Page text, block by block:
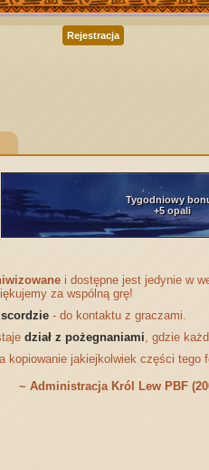
Rejestracja
Tygodniowy
+5 opali
i dostępne jest jedynie w
za wspólną grę!
- do kontaktu z graczami.
dział z pożegnaniami, gdzie
kopiowanie jakiejkolwiek części tego
~ Administracja Król Lew PBF